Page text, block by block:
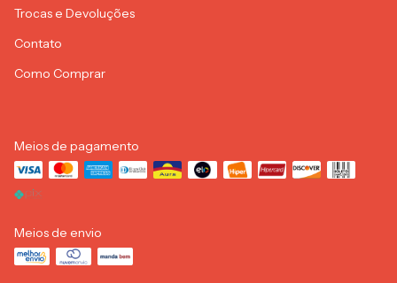
Trocas e Devoluções
Contato
Como Comprar
Meios de pagamento
Meios de envio